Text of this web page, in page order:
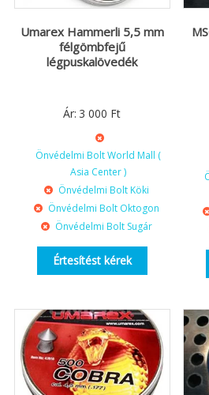
Umarex Hammerli 5,5 mm
félgömbfejű
légpuskalövedék
Ár: 3 000 Ft
Önvédelmi Bolt World Mall (
Asia Center )
Önvédelmi Bolt Köki
Önvédelmi Bolt Oktogon
Önvédelmi Bolt Sugár
Értesítést kérek